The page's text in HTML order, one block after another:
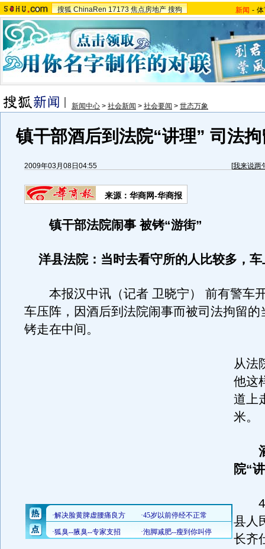
搜狐 ChinaRen 17173 焦点房地产 搜狗 新闻 -
新闻中心 > 社会新闻 > 社会要闻 > 世态万象
镇干部酒后到法院“讲理” 司法
2009年03月08日04:55 [我来说两
来源：华商网-华商报
镇干部法院闹事 被铐“游街”
洋县法院：当时去看守所的人比较多，车
本报汉中讯（记者 卫晓宁） 前有警车
车压阵，因酒后到法院闹事而被司法拘留的
铐走在中间。
从法
他这
道上
米。
酒
院“
4
县人
长齐